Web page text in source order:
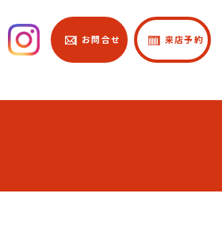
| お問合せ | 来店予約